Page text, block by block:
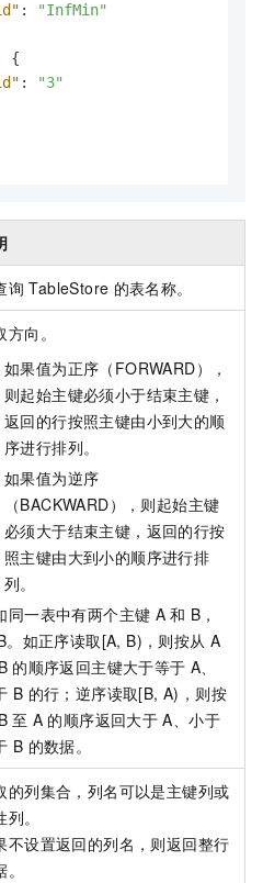
:
"InfMin"
{
:
"3"
询 TableStore 的表名称。
方向。
如果值为正序（FORWARD），
则起始主键必须小于结束主键，
返回的行按照主键由小到大的顺
序进行排列。
如果值为逆序
（BACKWARD），则起始主键
必须大于结束主键，返回的行按
照主键由大到小的顺序进行排
列。
同一表中有两个主键 A 和 B，
。如正序读取[A, B)，则按从 A
B 的顺序返回主键大于等于 A、
B 的行；逆序读取[B, A)，则按
B 至 A 的顺序返回大于 A、小于
B 的数据。
的列集合，列名可以是主键列或
列。
不设置返回的列名，则返回整行